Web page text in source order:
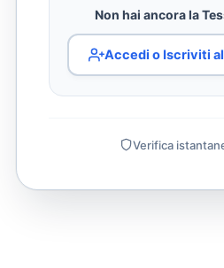
Non hai ancora la
Accedi o Iscriviti
Verifica